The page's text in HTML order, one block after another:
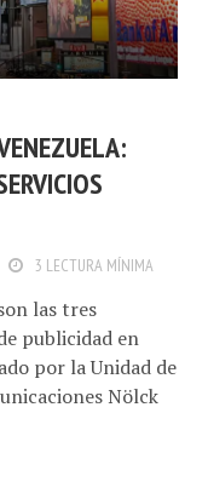
3 LECTURA MÍNIMA
las tres
publicidad en
por la Unidad de
Nölck